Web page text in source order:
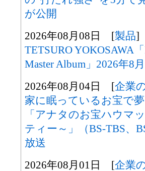
が公開
2026年08月08日 [製品]
TETSURO YOKOSAWA
Master Album」2026年8
2026年08月04日 [企業
家に眠っているお宝で
「アナタのお宝ハウマ
ティー～」（BS-TBS、
放送
2026年08月01日 [企業